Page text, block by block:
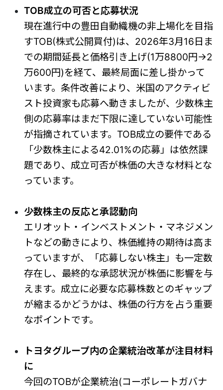
TOB成立の可否と応募状況
現在進行中の豊田自動織機の非上場化を目指
すTOB(株式公開買付)は、2026年3月16日ま
での期間延長と価格引き上げ(1万8800円→2
万600円)を経て、最終局面に差し掛かって
います。条件改善により、米国のアクティビ
スト投資家も応募へ動きましたが、少数株主
側の応募率はまだ下限に達していない可能性
が指摘されています。TOB成立の要件である
「少数株主による42.01%の応募」は依然課
題であり、成立可否が株価の大きな材料とな
っています。
少数株主の反応と承認動向
エリオット・インベストメント・マネジメン
トなどの動きにより、株価維持の期待は高ま
っていますが、「応募しない株主」も一定数
存在し、最終的な承認状況が株価に影響を与
えます。成立に必要な応募株数とのギャップ
が縮まるかどうかは、株価の行方を占う重要
なポイントです。
トヨタグループ内の企業統治改革が注目材料
に
今回のTOBが企業統治(コーポレートガバナ